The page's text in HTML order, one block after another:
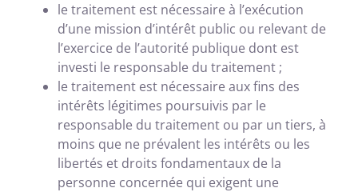
le traitement est nécessaire à l’exécution
d’une mission d’intérêt public ou relevant de
l’exercice de l’autorité publique dont est
investi le responsable du traitement ;
le traitement est nécessaire aux fins des
intérêts légitimes poursuivis par le
responsable du traitement ou par un tiers, à
moins que ne prévalent les intérêts ou les
libertés et droits fondamentaux de la
personne concernée qui exigent une